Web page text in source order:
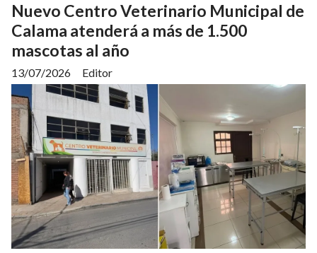
Nuevo Centro Veterinario Municipal de
Calama atenderá a más de 1.500
mascotas al año
Editor
13/07/2026